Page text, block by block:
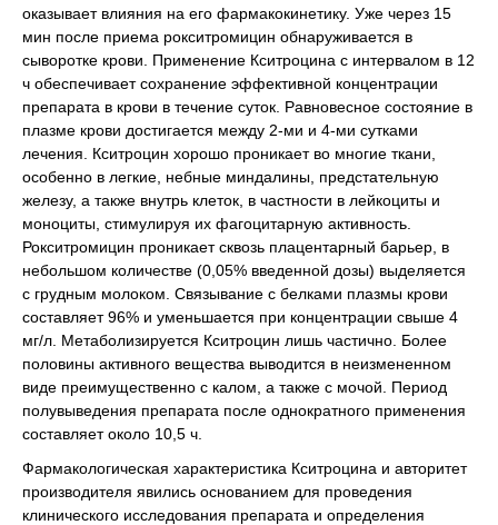
оказывает влияния на его фармакокинетику. Уже через 15
мин после приема рокситромицин обнаруживается в
сыворотке крови. Применение Кситроцина с интервалом в 12
ч обеспечивает сохранение эффективной концентрации
препарата в крови в течение суток. Равновесное состояние в
плазме крови достигается между 2-ми и 4-ми сутками
лечения. Кситроцин хорошо проникает во многие ткани,
особенно в легкие, небные миндалины, предстательную
железу, а также внутрь клеток, в частности в лейкоциты и
моноциты, стимулируя их фагоцитарную активность.
Рокситромицин проникает сквозь плацентарный барьер, в
небольшом количестве (0,05% введенной дозы) выделяется
с грудным молоком. Связывание с белками плазмы крови
составляет 96% и уменьшается при концентрации свыше 4
мг/л. Метаболизируется Кситроцин лишь частично. Более
половины активного вещества выводится в неизмененном
виде преимущественно с калом, а также с мочой. Период
полувыведения препарата после однократного применения
составляет около 10,5 ч.
Фармакологическая характеристика Кситроцина и авторитет
производителя явились основанием для проведения
клинического исследования препарата и определения